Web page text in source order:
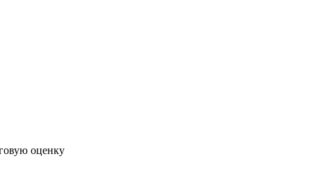
оценку